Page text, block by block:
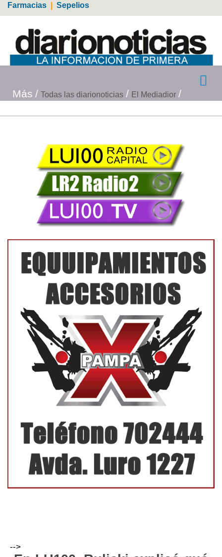
Farmacias Sepelios
Más Todas las diarionoticias El Mediadior
-->